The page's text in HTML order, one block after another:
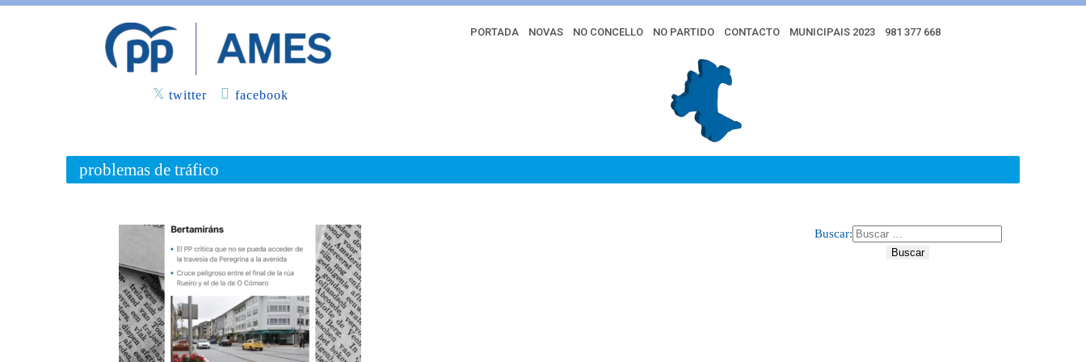
twitter facebook
PORTADA NOVAS NO CONCELLO NO PARTIDO CONTACTO MUNICIPAIS 2023 981 377 668
problemas de tráfico
Buscar: